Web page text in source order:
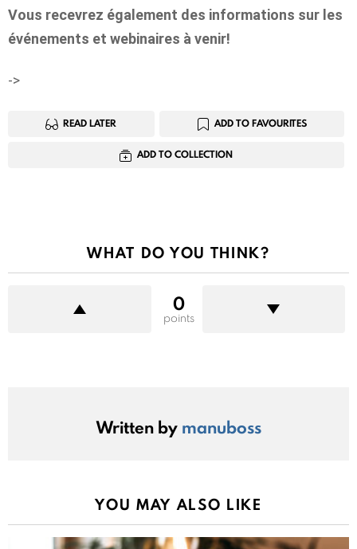
Vous recevrez également des informations sur les
événements et webinaires à venir!
->
READ LATER ADD TO FAVOURITES
ADD TO COLLECTION
WHAT DO YOU THINK?
0
points
Written by manuboss
YOU MAY ALSO LIKE